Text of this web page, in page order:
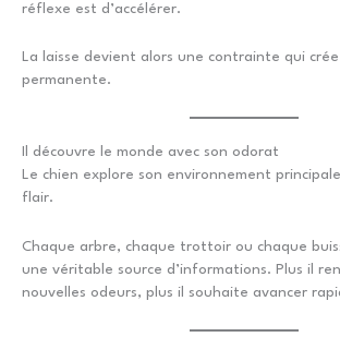
réflexe est d’accélérer.
La laisse devient alors une contrainte qui
permanente.
Il découvre le monde avec son odorat
Le chien explore son environnement
flair.
Chaque arbre, chaque trottoir ou chaque
une véritable source d’informations. Plus il
nouvelles odeurs, plus il souhaite avancer